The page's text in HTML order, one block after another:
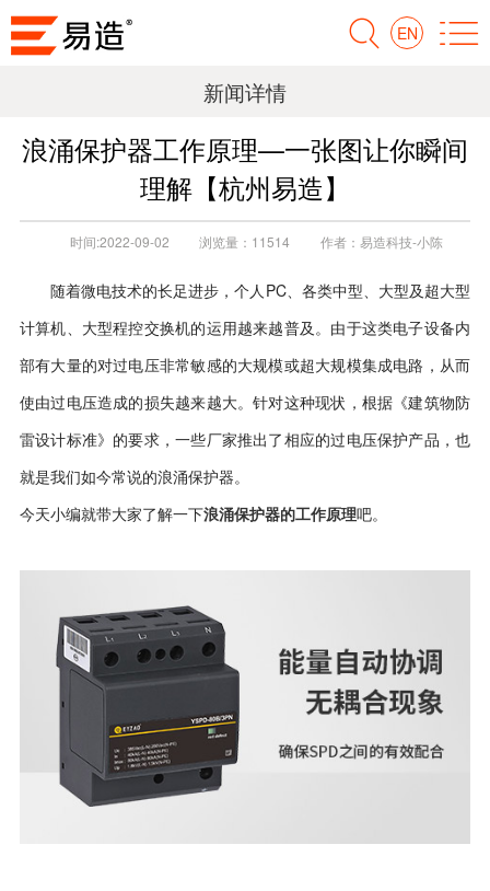
EN
新闻详情
浪涌保护器工作原理—一张图让你瞬间
理解【杭州易造】
时间:2022-09-02 浏览量： 11514 作者： 易造科技-小陈
随着微电技术的长足进步，个人 PC、各类中型、大型及超大型
计算机、大型程控交换机的运用越来越普及。由于这类电子设备内
部有大量的对过电压非常敏感的大规模或超大规模集成电路，从而
使由过电压造成的损失越来越大。针对这种现状，根据《建筑物防
雷设计标准》的要求，一些厂家推出了相应的过电压保护产品，也
就是我们如今常说的浪涌保护器。
今天小编就带大家了解一下浪涌保护器的工作原理吧。